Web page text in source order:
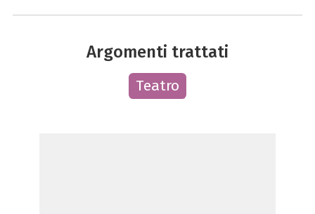
Argomenti trattati
Teatro